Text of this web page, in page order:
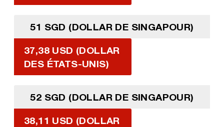
51 SGD (DOLLAR DE SINGAPOUR)
37,38 USD (DOLLAR
DES ÉTATS-UNIS)
52 SGD (DOLLAR DE SINGAPOUR)
38,11 USD (DOLLAR